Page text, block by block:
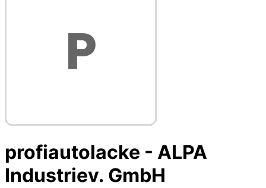
profiautolacke - ALPA
Industriev. GmbH